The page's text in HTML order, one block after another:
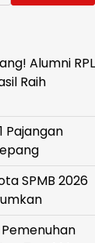
Alumni RPL
Raih
Pajangan
SPMB 2026
Pemenuhan